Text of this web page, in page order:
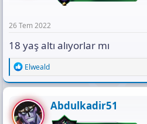
26 Tem 2022
18 yaş altı alıyorlar mı
R
e
a
c
t
i
Elweald
Abdulkadir51